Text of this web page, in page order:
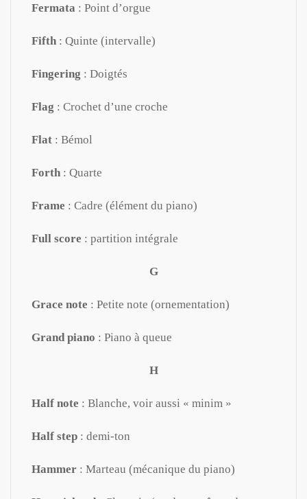
Fermata : Point d’orgue
Fifth : Quinte (intervalle)
Fingering : Doigtés
Flag : Crochet d’une croche
Flat : Bémol
Forth : Quarte
Frame : Cadre (élément du piano)
Full score : partition intégrale
G
Grace note : Petite note (ornementation)
Grand piano : Piano à queue
H
Half note : Blanche, voir aussi « minim »
Half step : demi-ton
Hammer : Marteau (mécanique du piano)